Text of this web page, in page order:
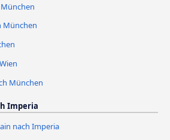
München
München
Imperia
nach Imperia